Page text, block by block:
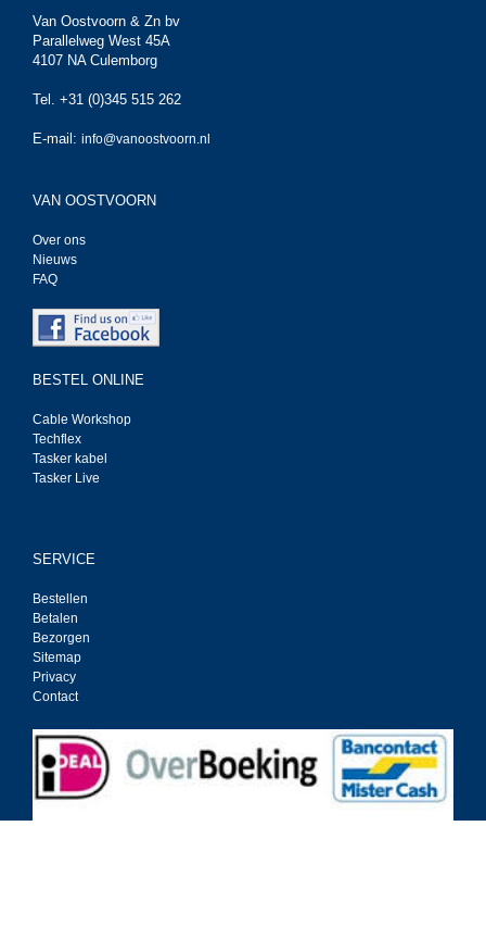
Van Oostvoorn & Zn bv
Parallelweg West 45A
4107 NA Culemborg
Tel. +31 (0)345 515 262
E-mail: info@vanoostvoorn.nl
VAN OOSTVOORN
Over ons
Nieuws
FAQ
BESTEL ONLINE
Cable Workshop
Techflex
Tasker kabel
Tasker Live
SERVICE
Bestellen
Betalen
Bezorgen
Sitemap
Privacy
Contact